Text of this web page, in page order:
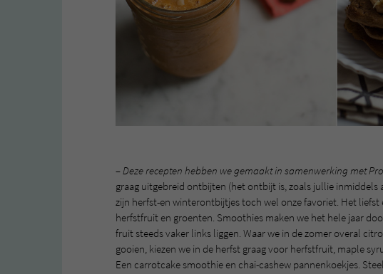
– Deze recepten hebben we gemaakt in samenwerking met
graag uitgebreid ontbijten (het ontbijt is, zoals jullie
zijn herfst-en winterontbijtjes toch wel onze favoriet. Het
herfstfruit en groenten. Smoothies maken we het hele jaar
fruit steeds vaker links liggen. Waar we in de zomer overal
gooien, kiezen we in de herfst graag voor herfstfruit, maple
Een carrotcake smoothie en chai-cashew pannenkoekjes.